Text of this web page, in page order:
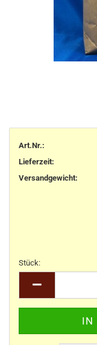
Art.Nr.:
Lieferzeit:
Versandgewicht:
Stück: